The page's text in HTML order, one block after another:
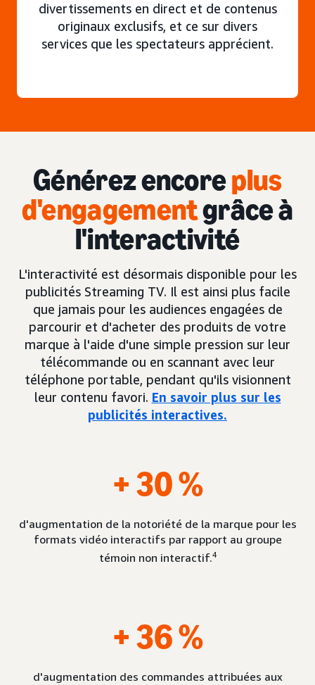
divertissements en direct et de contenus
originaux exclusifs, et ce sur divers
services que les spectateurs apprécient.
Générez encoreplus
d'engagementgrâce à
l'interactivité
L'interactivité est désormais disponible pour les
publicités Streaming TV. Il est ainsi plus facile
que jamais pour les audiences engagées de
parcourir et d'acheter des produits de votre
marque à l'aide d'une simple pression sur leur
télécommande ou en scannant avec leur
téléphone portable, pendant qu'ils visionnent
leur contenu favori. En savoir plus sur les
publicités interactives.
+ 30 %
d'augmentation de la notoriété de la marque pour les
formats vidéo interactifs par rapport au groupe
témoin non interactif.4
+ 36 %
d'augmentation des commandes attribuées aux